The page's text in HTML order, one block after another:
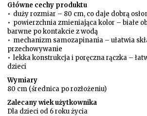
Główne cechy produktu
• duży rozmiar – 80 cm, co daje dobrą
• powierzchnia zmieniająca kolor – białe
barwne po kontakcie z wodą
• mechanizm samozapinania – ułatwia
przechowywanie
• lekka konstrukcja i poręczna rączka –
dzieci
Wymiary
80 cm (średnica po rozłożeniu)
Zalecany wiek użytkownika
Dla dzieci od 6 roku życia